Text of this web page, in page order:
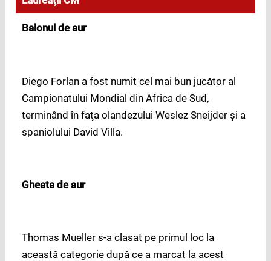
Balonul de aur
Diego Forlan a fost numit cel mai bun jucător al
Campionatului Mondial din Africa de Sud,
terminând în faţa olandezului Weslez Sneijder şi a
spaniolului David Villa.
Gheata de aur
Thomas Mueller s-a clasat pe primul loc la
această categorie după ce a marcat la acest